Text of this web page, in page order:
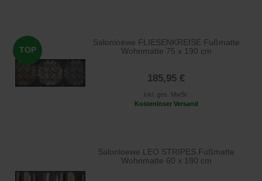
TOP
Salonloewe FLIESENKREISE Fußmatte
Wohnmatte 75 x 190 cm
185,95 €
inkl. ges. MwSt.
Kostenloser Versand
Salonloewe LEO STRIPES Fußmatte
Wohnmatte 60 x 180 cm